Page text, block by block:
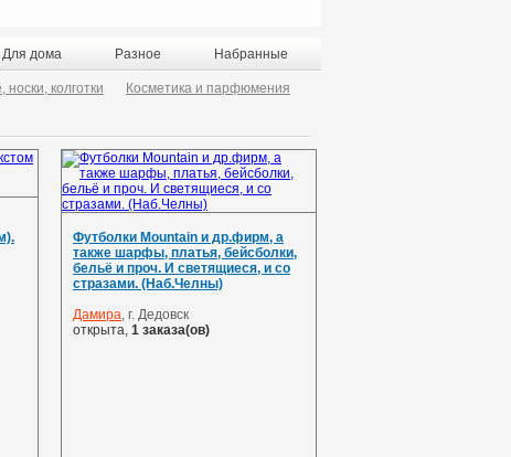
Для дома Разное Набранные
колготки Косметика и парфюмения
Футболки Mountain и др.фирм, а
также шарфы, платья, бейсболки,
бельё и проч. И светящиеся, и со
стразами. (Наб.Челны)
Дамира, г. Дедовск
открыта, 1 заказа(ов)